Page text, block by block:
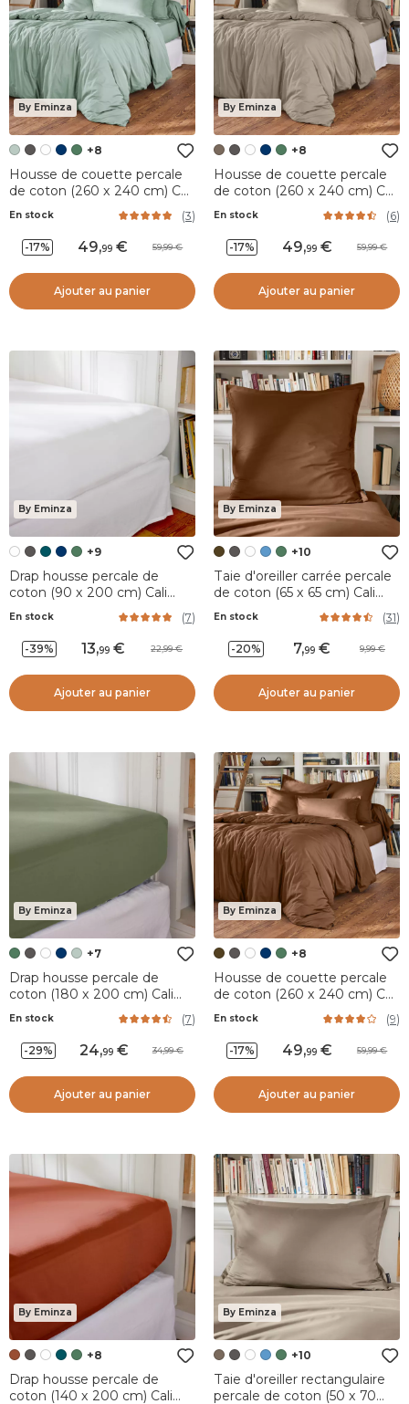
By Eminza
+8
Housse de couette percale
de coton (260 x 240 cm) Cali
En stock (3)
-17% 49,99 59,99
Ajouter au panier
By Eminza
+8
Housse de couette percale
de coton (260 x 240 cm) Cali
En stock (6)
-17% 49,99 59,99
Ajouter au panier
By Eminza
+9
Drap housse percale de
coton (90 x 200 cm) Cali
En stock (7)
-39% 13,99 22,99
Ajouter au panier
By Eminza
+10
Taie d'oreiller carrée percale
de coton (65 x 65 cm) Cali
En stock (31)
-20% 7,99 9,99
Ajouter au panier
By Eminza
+7
Drap housse percale de
coton (180 x 200 cm) Cali
En stock (7)
-29% 24,99 34,99
Ajouter au panier
By Eminza
+8
Housse de couette percale
de coton (260 x 240 cm) Cali
En stock (9)
-17% 49,99 59,99
Ajouter au panier
By Eminza
+8
Drap housse percale de
coton (140 x 200 cm) Cali
By Eminza
+10
Taie d'oreiller rectangulaire
percale de coton (50 x 70